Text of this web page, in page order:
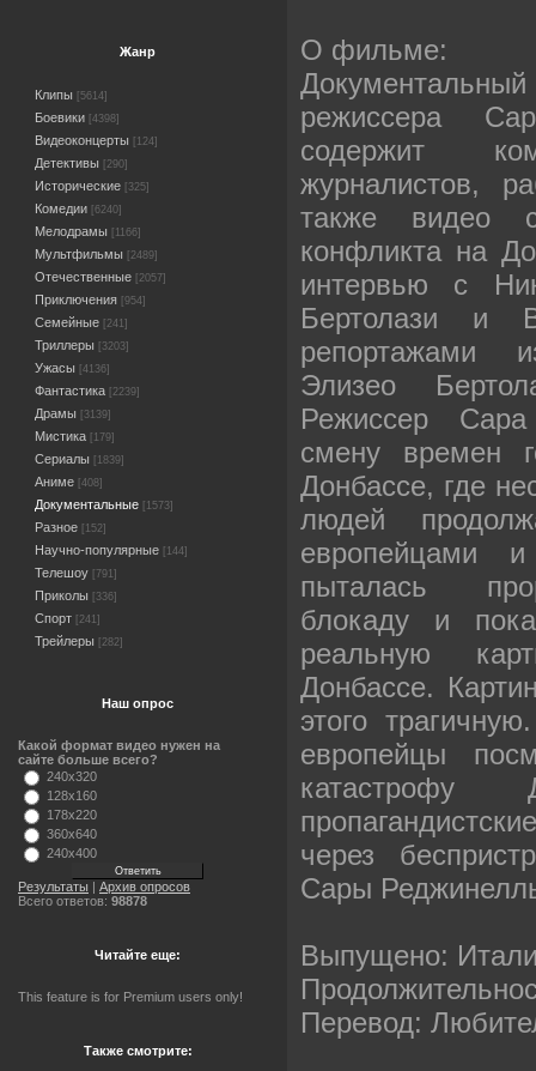
Жанр
Клипы [5614]
Боевики [4398]
Видеоконцерты [124]
Детективы [290]
Исторические [325]
Комедии [6240]
Мелодрамы [1166]
Мультфильмы [2489]
Отечественные [2057]
Приключения [954]
Семейные [241]
Триллеры [3203]
Ужасы [4136]
Фантастика [2239]
Драмы [3139]
Мистика [179]
Сериалы [1839]
Аниме [408]
Документальные [1573]
Разное [152]
Научно-популярные [144]
Телешоу [791]
Приколы [336]
Спорт [241]
Трейлеры [282]
Наш опрос
Какой формат видео нужен на
сайте больше всего?
240x320
128x160
178x220
360x640
240x400
Результаты | Архив опросов
Всего ответов: 98878
Читайте еще:
This feature is for Premium users only!
Также смотрите:
О фильме:
режиссера
содержит
журналистов,
также видео
конфликта на
интервью с
Бертолази и
репортажами
Элизео
Режиссер
смену времен
Донбассе, где
людей
европейцами
пыталась
блокаду и
реальную
Донбассе.
этого
европейцы
через
Сары
Выпущено:
Перевод: